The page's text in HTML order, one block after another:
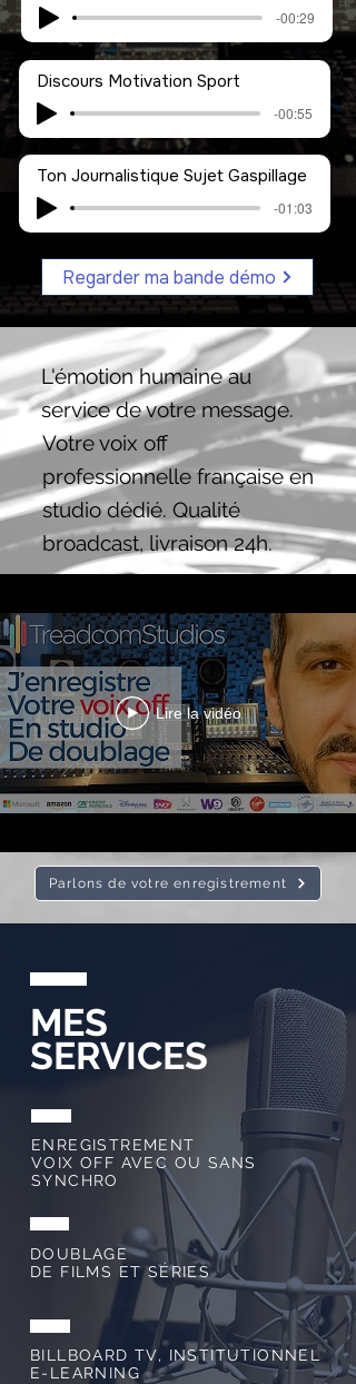
-00:29
Discours Motivation Sport
-00:55
Ton Journalistique Sujet Gaspillage
-01:03
Regarder ma bande démo
L'émotion humaine au
service de votre message.
Votre voix off
professionnelle française en
studio dédié. Qualité
broadcast, livraison 24h.
Lire la vidéo
Parlons de votre enregistrement
MES
SERVICES
ENREGISTREMENT
VOIX OFF AVEC OU SANS
SYNCHRO
DOUBLAGE
DE FILMS ET SÉRIES
BILLBOARD TV, INSTITUTIONNEL
E-LEARNING